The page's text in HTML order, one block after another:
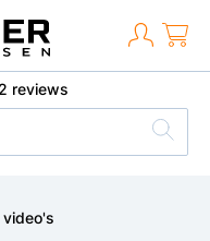
reviews